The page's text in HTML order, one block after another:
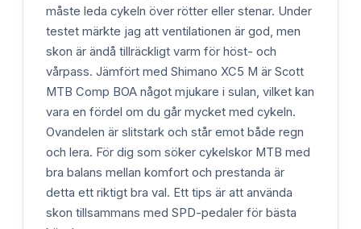
måste leda cykeln över rötter eller stenar. Under
testet märkte jag att ventilationen är god, men
skon är ändå tillräckligt varm för höst- och
vårpass. Jämfört med Shimano XC5 M är Scott
MTB Comp BOA något mjukare i sulan, vilket kan
vara en fördel om du går mycket med cykeln.
Ovandelen är slitstark och står emot både regn
och lera. För dig som söker cykelskor MTB med
bra balans mellan komfort och prestanda är
detta ett riktigt bra val. Ett tips är att använda
skon tillsammans med SPD-pedaler för bästa